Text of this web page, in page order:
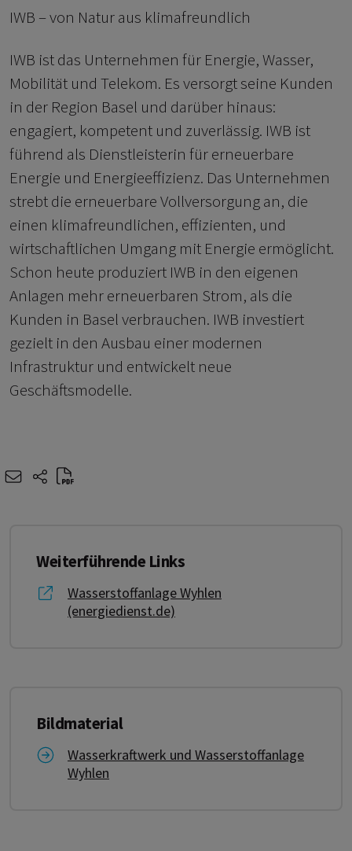
IWB – von Natur aus klimafreundlich
IWB ist das Unternehmen für Energie, Wasser,
Mobilität und Telekom. Es versorgt seine Kunden
in der Region Basel und darüber hinaus:
engagiert, kompetent und zuverlässig. IWB ist
führend als Dienstleisterin für erneuerbare
Energie und Energieeffizienz. Das Unternehmen
strebt die erneuerbare Vollversorgung an, die
einen klimafreundlichen, effizienten, und
wirtschaftlichen Umgang mit Energie ermöglicht.
Schon heute produziert IWB in den eigenen
Anlagen mehr erneuerbaren Strom, als die
Kunden in Basel verbrauchen. IWB investiert
gezielt in den Ausbau einer modernen
Infrastruktur und entwickelt neue
Geschäftsmodelle.
e-mailshare-icons
Weiterführende Links
Link zu Wasserstoffanlage Wyhlen
Wasserstoffanlage Wyhlen
(energiedienst.de)
Bildmaterial
Link zu Wasserkraftwerk und Wasserstoffanlage
Wasserkraftwerk und Wasserstoffanlage
Wyhlen